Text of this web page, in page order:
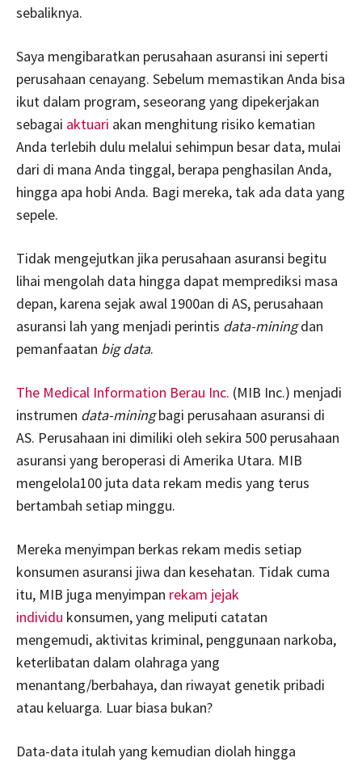
sebaliknya.
Saya mengibaratkan perusahaan asuransi ini seperti
perusahaan cenayang. Sebelum memastikan Anda bisa
ikut dalam program, seseorang yang dipekerjakan
sebagai aktuari akan menghitung risiko kematian
Anda terlebih dulu melalui sehimpun besar data, mulai
dari di mana Anda tinggal, berapa penghasilan Anda,
hingga apa hobi Anda. Bagi mereka, tak ada data yang
sepele.
Tidak mengejutkan jika perusahaan asuransi begitu
lihai mengolah data hingga dapat memprediksi masa
depan, karena sejak awal 1900an di AS, perusahaan
asuransi lah yang menjadi perintis data-miningdan
pemanfaatan big data.
The Medical Information Berau Inc. (MIB Inc.) menjadi
instrumen data-miningbagi perusahaan asuransi di
AS. Perusahaan ini dimiliki oleh sekira 500 perusahaan
asuransi yang beroperasi di Amerika Utara. MIB
mengelola100 juta data rekam medis yang terus
bertambah setiap minggu.
Mereka menyimpan berkas rekam medis setiap
konsumen asuransi jiwa dan kesehatan. Tidak cuma
itu, MIB juga menyimpan rekam jejak
individu konsumen, yang meliputi catatan
mengemudi, aktivitas kriminal, penggunaan narkoba,
keterlibatan dalam olahraga yang
menantang/berbahaya, dan riwayat genetik pribadi
atau keluarga. Luar biasa bukan?
Data-data itulah yang kemudian diolah hingga